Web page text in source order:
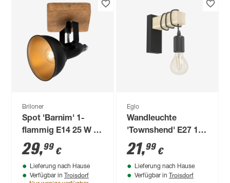
Briloner
Spot 'Barnim' 1-
flammig E14 25 W 11
x 15,7 x 11 cm
29,99 €
Lieferung nach Hause
Verfügbar in Troisdorf
Eglo
Wandleuchte
'Townshend' E27 10
W 6,5 x 21,5 cm
21,99 €
Lieferung nach Hause
Verfügbar in Troisdorf